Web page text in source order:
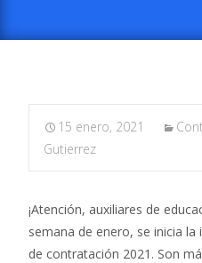
15 enero, 2021
Gutierrez
¡Atención, auxiliares de
semana de enero, se inicia
de contratación 2021. Son